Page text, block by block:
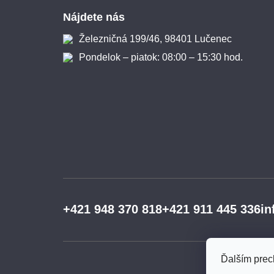
Ďalším
Nájdete nás
Železničná 199/46, 98401 Lučenec
Pondelok – piatok: 08:00 – 15:30 hod.
+421 948 370 818+421 911 445 336